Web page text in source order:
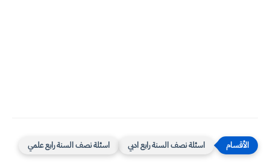
اسئلة نصف السنة رابع ادبي اسئلة نصف السنة رابع علمي